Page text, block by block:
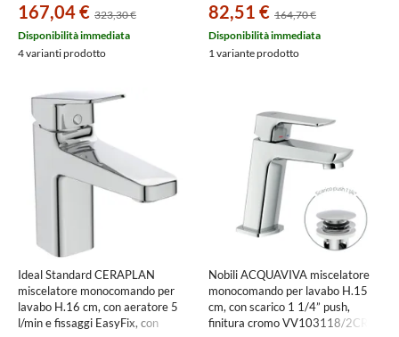
167,04 € 323,30 €
Disponibilità immediata
4 varianti prodotto
82,51 € 164,70 €
Disponibilità immediata
1 variante prodotto
Ideal Standard CERAPLAN
miscelatore monocomando per
lavabo H.16 cm, con aeratore 5
l/min e fissaggi EasyFix, con
Nobili ACQUAVIVA miscelatore
monocomando per lavabo H.15
cm, con scarico 1 1/4” push,
finitura cromo VV103118/2CR